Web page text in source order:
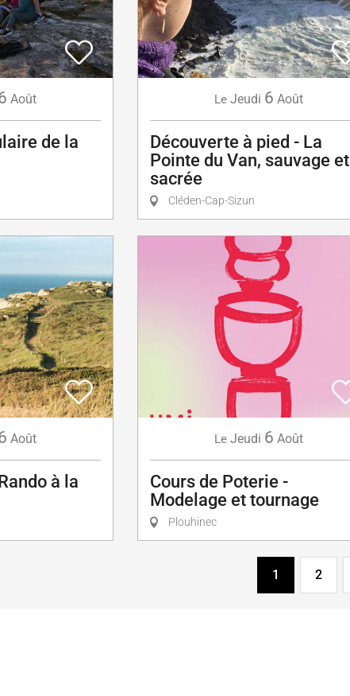
Août
de la
Le Jeudi 6 Août
Découverte à pied - La
Pointe du Van, sauvage et
sacrée
Cléden-Cap-Sizun
Août
à la
Le Jeudi 6 Août
Cours de Poterie -
Modelage et tournage
Plouhinec
1 2